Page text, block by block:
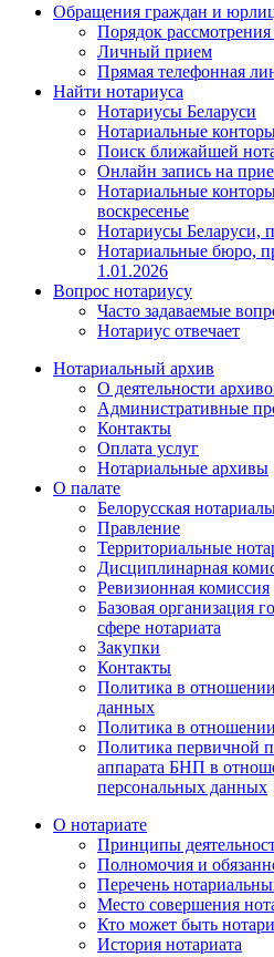
Обращения граждан и
Порядок
Личный прием
Прямая телефонная
Найти нотариуса
Нотариусы Беларуси
Нотариальные
Поиск ближайшей
Онлайн запись на
Нотариальные
воскресенье
Нотариусы Беларуси,
Нотариальные бюро,
1.01.2026
Вопрос нотариусу
Часто задаваемые
Нотариус отвечает
Нотариальный архив
О деятельности
Административные
Контакты
Оплата услуг
Нотариальные архивы
О палате
Белорусская
Правление
Территориальные
Дисциплинарная
Ревизионная комиссия
Базовая организация
сфере нотариата
Закупки
Контакты
Политика в
данных
Политика в
Политика первичной
аппарата БНП в
персональных данных
О нотариате
Принципы
Полномочия и
Перечень
Место совершения
Кто может быть
История нотариата